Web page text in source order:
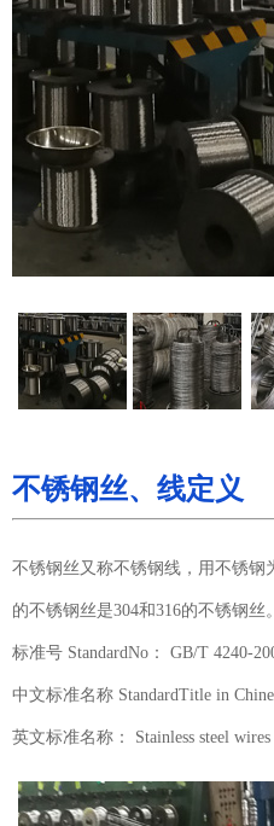
不锈钢丝、线定义
不锈钢丝又称不锈钢线，用不锈
的不锈钢丝是304和316的不锈钢丝。
标准号 StandardNo： GB/T 4240-
中文标准名称 StandardTitle in
英文标准名称： Stainless steel wires